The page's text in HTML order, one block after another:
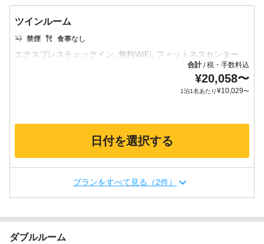
ツインルーム
禁煙 食事なし
合計/税・手数料込
¥20,058〜
1泊1名あたり¥10,029〜
日付を選択する
プランをすべて見る（2件）
ダブルルーム